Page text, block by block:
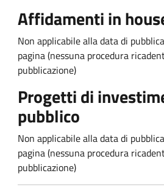
Affidamenti in
Non applicabile alla data di
pagina (nessuna procedura
pubblicazione)
Progetti di
pubblico
Non applicabile alla data di
pagina (nessuna procedura
pubblicazione)